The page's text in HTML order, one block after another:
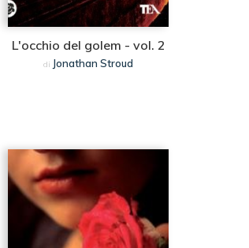
L'occhio del golem - vol. 2
di Jonathan Stroud